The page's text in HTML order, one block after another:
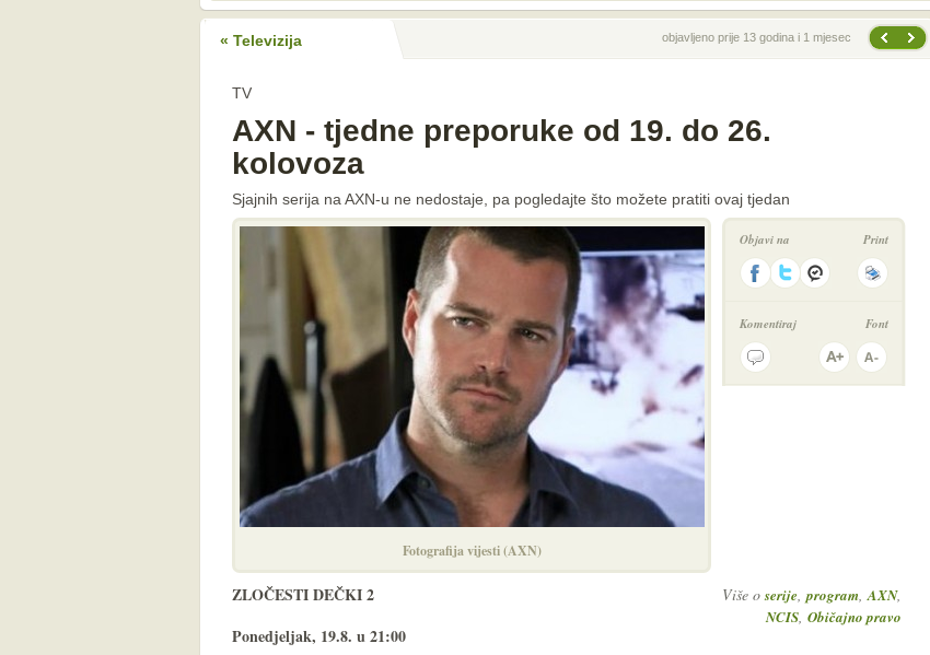
« Televizija Prethodna vijestobjavljeno prije 13 godina i 1 mjesec
TV
AXN - tjedne preporuke od 19. do 26.
kolovoza
Sjajnih serija na AXN-u ne nedostaje, pa pogledajte što možete pratiti ovaj tjedan
Fotografija vijesti (AXN)
Objavi na Print
Komentiraj Font
Više oserije,program,AXN,
NCIS, Običajno pravo
ZLOČESTI DEČKI 2
Ponedjeljak, 19.8. u 21:00
prethodno